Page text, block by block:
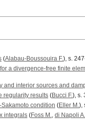
(Alabau-Boussouira F.), s.
a divergence-free finite
and interior sources and
regularity results (Bucci F.), s.
condition (Eller M.),
integrals (Foss M., di Napoli A.